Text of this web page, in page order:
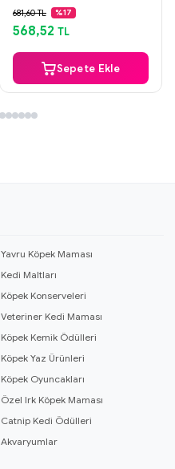
Güvenli Ödeme
Aynı Gün Kargo
681,60 TL %17
568,52 TL
Sepete Ekle
Yavru Köpek Maması
Kedi Maltları
Köpek Konserveleri
Veteriner Kedi Maması
Köpek Kemik Ödülleri
Köpek Yaz Ürünleri
Köpek Oyuncakları
Özel Irk Köpek Maması
Catnip Kedi Ödülleri
Akvaryumlar